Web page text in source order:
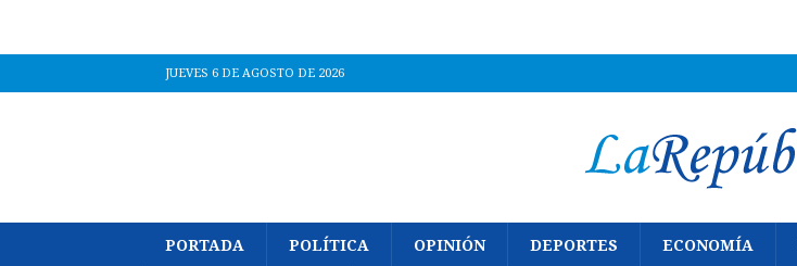
JUEVES 6 DE AGOSTO DE 2026
PORTADA POLÍTICA OPINIÓN DEPORTES ECONOMÍA